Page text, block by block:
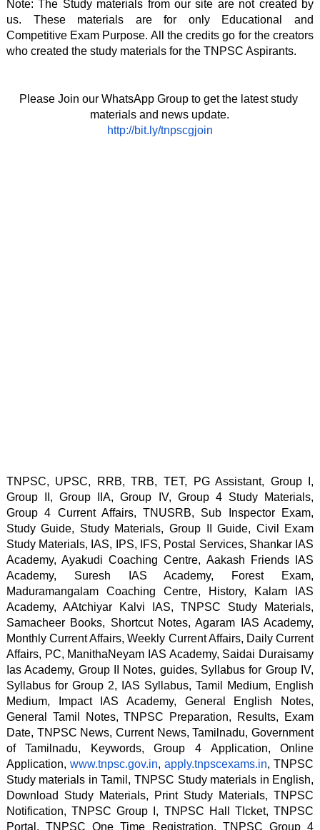
Note: The Study materials from our site are not created by
us. These materials are for only Educational and
Competitive Exam Purpose. All the credits go for the creators
who created the study materials for the TNPSC Aspirants.
Please Join our WhatsApp Group to get the latest study
materials and news update.
http://bit.ly/tnpscgjoin
TNPSC, UPSC, RRB, TRB, TET, PG Assistant, Group I,
Group II, Group IIA, Group IV, Group 4 Study Materials,
Group 4 Current Affairs, TNUSRB, Sub Inspector Exam,
Study Guide, Study Materials, Group II Guide, Civil Exam
Study Materials, IAS, IPS, IFS, Postal Services, Shankar IAS
Academy, Ayakudi Coaching Centre, Aakash Friends IAS
Academy, Suresh IAS Academy, Forest Exam,
Maduramangalam Coaching Centre, History, Kalam IAS
Academy, AAtchiyar Kalvi IAS, TNPSC Study Materials,
Samacheer Books, Shortcut Notes, Agaram IAS Academy,
Monthly Current Affairs, Weekly Current Affairs, Daily Current
Affairs, PC, ManithaNeyam IAS Academy, Saidai Duraisamy
Ias Academy, Group II Notes, guides, Syllabus for Group IV,
Syllabus for Group 2, IAS Syllabus, Tamil Medium, English
Medium, Impact IAS Academy, General English Notes,
General Tamil Notes, TNPSC Preparation, Results, Exam
Date, TNPSC News, Current News, Tamilnadu, Government
of Tamilnadu, Keywords, Group 4 Application, Online
Application, www.tnpsc.gov.in, apply.tnpscexams.in, TNPSC
Study materials in Tamil, TNPSC Study materials in English,
Download Study Materials, Print Study Materials, TNPSC
Notification, TNPSC Group I, TNPSC Hall TIcket, TNPSC
Portal, TNPSC One Time Registration, TNPSC Group 4